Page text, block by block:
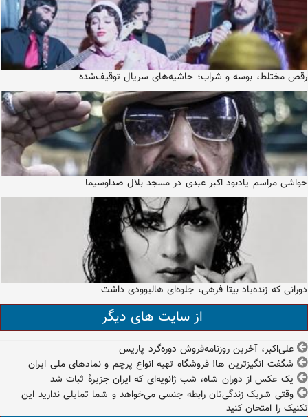
رقص مختلط، بوسه و شراب؛ حاشیه‌های سریال توقیف‌شده
حواشی مراسم یادبود اکبر عبدی در مسجد بلال صداوسیما
دورانی که زنده‌یاد بیتا فرهی، جلوه‌ای هالیوودی داشت
از سایت های دیگر
علی‌اکبر، آخرین روزنامه‌فروش دوره‌گرد پاریس
شگفت انگیزترین ها! فروشگاه تهیه انواع پرچم و نمادهای ملی ایران
یک عکس از دوران شاه، شب ژانویه‌ای که ایران جزیرۀ ثبات شد
وقتی شریک زندگی‌تان رابطه جنسی می‌خواهد و شما تمایلی ندارید این
تکنیک را امتحان کنید